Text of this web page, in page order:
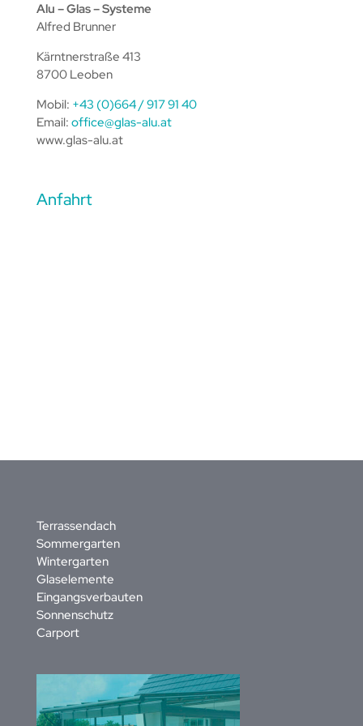
Alu – Glas – Systeme
Alfred Brunner
Kärntnerstraße 413
8700 Leoben
Mobil: +43 (0)664 / 917 91 40
Email: office@glas-alu.at
www.glas-alu.at
Anfahrt
Terrassendach
Sommergarten
Wintergarten
Glaselemente
Eingangsverbauten
Sonnenschutz
Carport